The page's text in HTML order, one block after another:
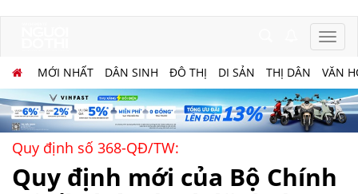
MỚI NHẤT DÂN SINH ĐÔ THỊ DI SẢN THỊ DÂN VĂN
Quy định số 368-QĐ/TW:
Quy định mới của Bộ Chính